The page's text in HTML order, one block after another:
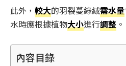
此外， 較大的羽裂蔓綠絨需水量
水時應根據植物大小進行調整 。
內容目錄